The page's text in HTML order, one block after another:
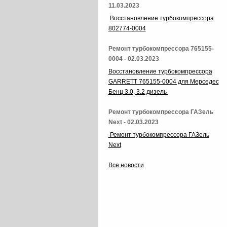
11.03.2023
Восстановление турбокомпрессора
802774-0004
Ремонт турбокомпрессора 765155-
0004 - 02.03.2023
Восстановление турбокомпрессора
GARRETT 765155-0004 для Мерседес
Бенц 3.0, 3.2 дизель
Ремонт турбокомпрессора ГАЗель
Next - 02.03.2023
Ремонт турбокомпрессора ГАЗель
Next
Все новости